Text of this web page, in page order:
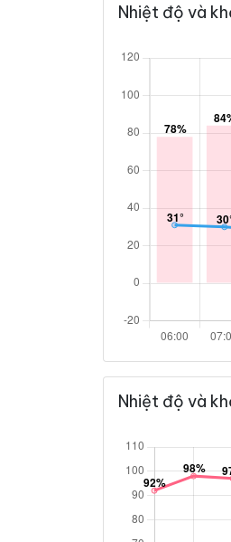
Nhiệt độ và
Nhiệt độ và